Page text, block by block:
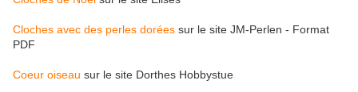
Cloches avec des perles dorées sur le site JM-Perlen - Format
PDF
Coeur oiseau sur le site Dorthes Hobbystue